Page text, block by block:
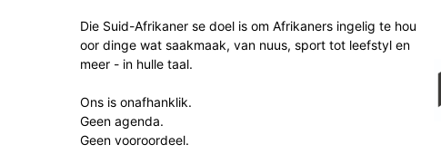
Die Suid-Afrikaner se doel is om Afrikaners ingelig te hou
oor dinge wat saakmaak, van nuus, sport tot leefstyl en
meer - in hulle taal.
Ons is onafhanklik.
Geen agenda.
Geen vooroordeel.